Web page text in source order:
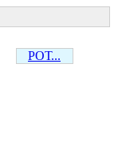
РОТ...